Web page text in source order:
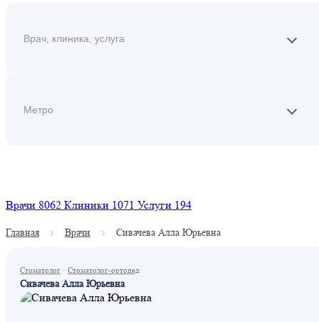
Врачи 8062 Клиники 1071 Услуги 194
Главная Врачи Сивачева Алла Юрьевна
Стоматолог · Стоматолог-ортопед
Сивачева Алла Юрьевна